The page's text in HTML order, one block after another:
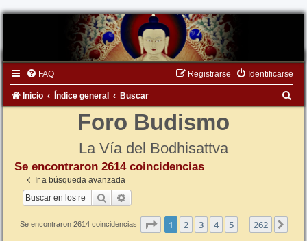
FAQ Identificarse
Registrarse
Inicio Índice general Buscar
Foro Budismo
La Vía del Bodhisattva
Se encontraron 2614 coincidencias
Ir a búsqueda avanzada
Buscar
Se encontraron 2614 coincidencias Página de 262
1 2 3 4 5 262